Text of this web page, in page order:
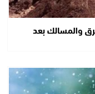
والمسالك بعد